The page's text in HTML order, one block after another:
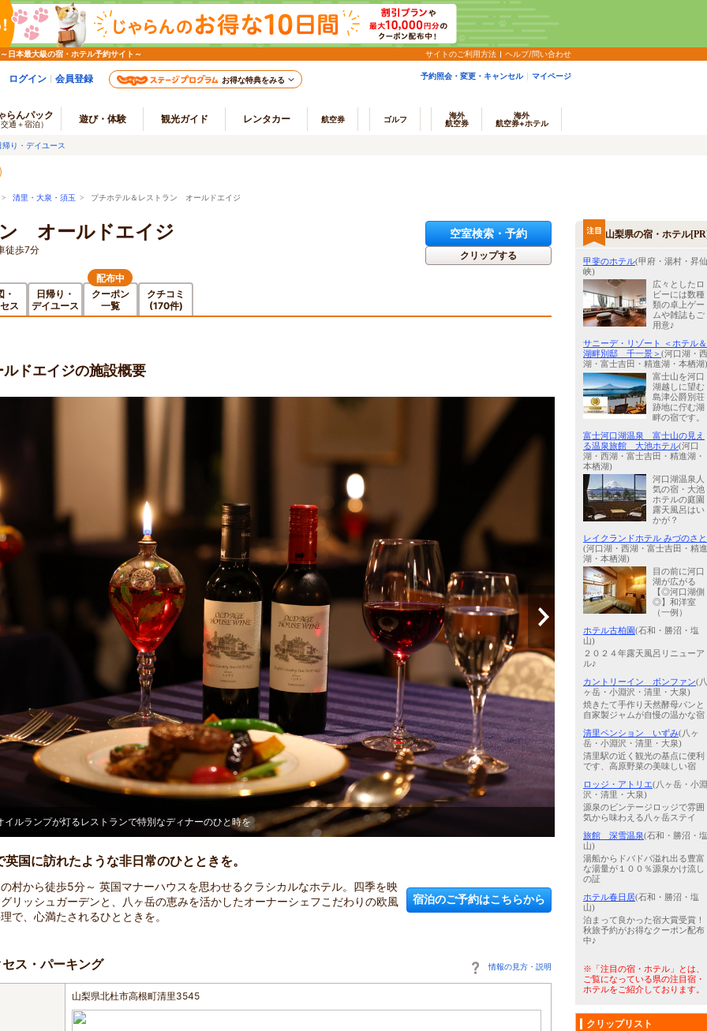
日本最大級の宿・ホテル予約サイト～ サイトのご利用方法 ヘルプ/問い合わせ
ログイン 会員登録 お得な特典をみる 予約照会・変更・キャンセル マイページ
らんパック
交通＋宿泊） 遊び・体験 観光ガイド レンタカー 航空券 ゴルフ
海外
航空券
海外
航空券+ホテル
帰り・デイユース
> 清里・大泉・須玉 > プチホテル＆レストラン オールドエイジ
オールドエイジ
徒歩7分
空室検索・予約
クリップする
・
ス
日帰り・
デイユース
クーポン
一覧
配布中
クチコミ
(170件)
ドエイジの施設概要
イルランプが灯るレストランで特別なディナーのひと時を クラシカルな雰囲気の館内
英国に訪れたような非日常のひとときを。
の村から徒歩5分～ 英国マナーハウスを思わせるクラシカルなホテル。四季を映
リッシュガーデンと、八ヶ岳の恵みを活かしたオーナーシェフこだわりの欧風
で、心満たされるひとときを。
宿泊のご予約はこちらから
セス・パーキング 情報の見方・説明
山梨県北杜市高根町清里3545
山梨県の宿・ホテル
甲斐のホテル(甲府・湯村・昇仙
峡)
広々としたロ
ビーには数種
類の卓上ゲー
ムや雑誌もご
用意♪
サニーデ・リゾート ＜ホテル＆
湖畔別邸 千一景＞ (河口湖・西
湖・富士吉田・精進湖・本栖湖)
富士山を河口
湖越しに望む
島津公爵別荘
跡地に佇む湖
畔の宿です。
富士河口湖温泉 富士山の見え
る温泉旅館 大池ホテル(河口
湖・西湖・富士吉田・精進湖・
本栖湖)
河口湖温泉人
気の宿・大池
ホテルの庭園
露天風呂はい
かが？
レイクランドホテル みづのさと
(河口湖・西湖・富士吉田・精進
湖・本栖湖)
目の前に河口
湖が広がる
【◎河口湖側
◎】和洋室
（一例）
ホテル古柏園(石和・勝沼・塩
山)
２０２４年露天風呂リニューア
ル♪
カントリーイン ボンファン(八
ヶ岳・小淵沢・清里・大泉)
焼きたて手作り天然酵母パンと
自家製ジャムが自慢の温かな宿
清里ペンション いずみ(八ヶ
岳・小淵沢・清里・大泉)
清里駅の近く観光の基点に便利
です、高原野菜の美味しい宿
ロッジ・アトリエ(八ヶ岳・小淵
沢・清里・大泉)
源泉のビンテージロッジで雰囲
気から味わえる八ヶ岳ステイ
旅館 深雪温泉(石和・勝沼・塩
山)
湯船からドバドバ溢れ出る豊富
な湯量が１００％源泉かけ流し
の証
ホテル春日居(石和・勝沼・塩
山)
泊まって良かった宿大賞受賞！
秋旅予約がお得なクーポン配布
中♪
※「注目の宿・ホテル」とは、
ご覧になっている県の注目宿・
ホテルをご紹介しております。
クリップリスト